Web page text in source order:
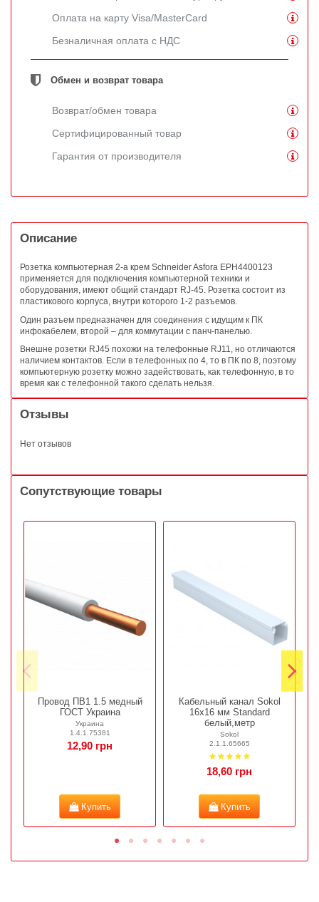
Оплата на карту Visa/MasterCard
Безналичная оплата с НДС
Обмен и возврат товара
Возврат/обмен товара
Сертифицированный товар
Гарантия от производителя
Описание
Розетка компьютерная 2-а крем Schneider Asfora EPH4400123
применяется для подключения компьютерной техники и
оборудования, имеют общий стандарт RJ-45. Розетка состоит из
пластикового корпуса, внутри которого 1-2 разъемов.
Один разъем предназначен для соединения с идущим к ПК
инфокабелем, второй – для коммутации с панч-панелью.
Внешне розетки RJ45 похожи на телефонные RJ11, но отличаются
наличием контактов. Если в телефонных по 4, то в ПК по 8, поэтому
компьютерную розетку можно задействовать, как телефонную, в то
время как с телефонной такого сделать нельзя.
Отзывы
Нет отзывов
Сопутствующие товары
Провод ПВ1 1.5 медный
ГОСТ Украина
Украина
1.4.1.75381
12,90 грн
Купить
Кабельный канал Sokol
16х16 мм Standard
белый,метр
Sokol
2.1.1.65665
18,60 грн
Купить